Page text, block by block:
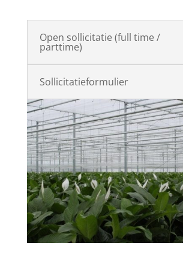
Open sollicitatie (full time /
parttime)
Sollicitatieformulier